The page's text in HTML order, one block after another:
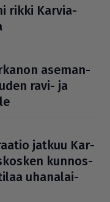
rikki Karvia-
ase­man­
ravi- ja
jatkuu Kar­
kun­nos­
uha­na­lai­